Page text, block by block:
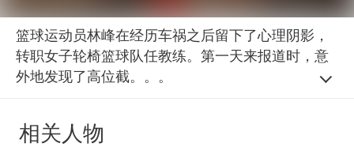
篮球运动员林峰在经历车祸之后留下了心理阴影，
转职女子轮椅篮球队任教练。第一天来报道时，意
外地发现了高位截。。。
相关人物